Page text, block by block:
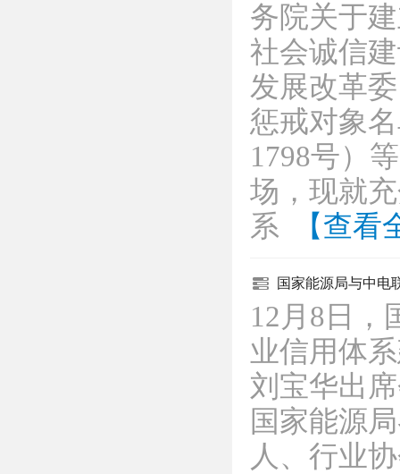
务院关于
社会诚信
发展改革
惩戒对象
1798号）
场，现就
系
【查看
国家能源局与中电
12月8日，
业信用体
刘宝华出
国家能源
人、行业